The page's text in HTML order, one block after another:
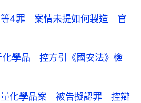
等4罪 案情未提如何製造 官
化學品 控方引《國安法》檢
量化學品案 被告擬認罪 控辯